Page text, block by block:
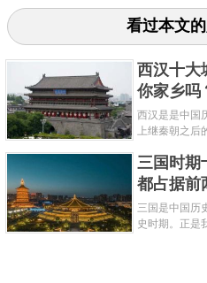
关键字：城市 元朝
看过本文
西汉十大
你家乡吗
西汉是是中国
上继秦朝之后
三国时期
都占据前
三国是中国历
史时期。正是